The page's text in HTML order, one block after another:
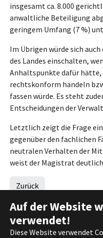
Auf der Website
verwendet!
Diese Website verwendet
insgesamt ca. 8.000
anwaltliche Beteiligung
geringem Umfang (7 %)
Im Übrigen würde sich
des Landes einschalten,
Anhaltspunkte dafür hätte,
rechtskonform handeln
fassen würde. Es steht
Entscheidungen der
Letztlich zeigt die Frage
gegenüber den fachlichen
neutralen Verhalten der
weist der Magistrat
Zurück
(c) 2021 DIE FRAKTION |